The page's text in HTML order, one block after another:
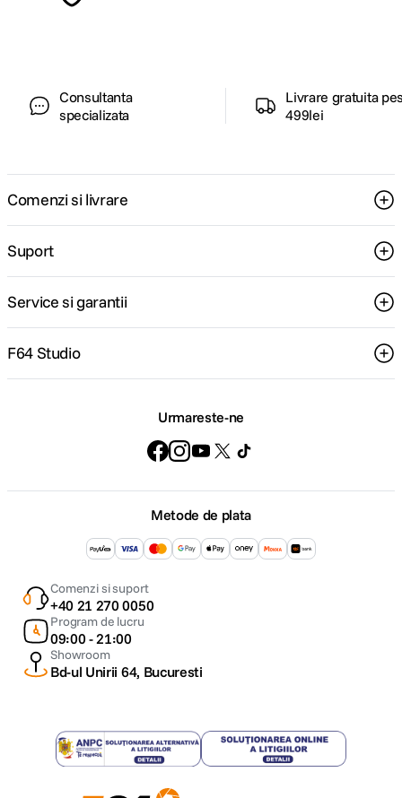
Consultanta
specializata
Livrare gratuita
499lei
Comenzi si livrare
Suport
Service si garantii
F64 Studio
Urmareste-ne
Metode de plata
Comenzi si suport
+40 21 270 0050
Program de lucru
09:00 - 21:00
Showroom
Bd-ul Unirii 64, Bucuresti